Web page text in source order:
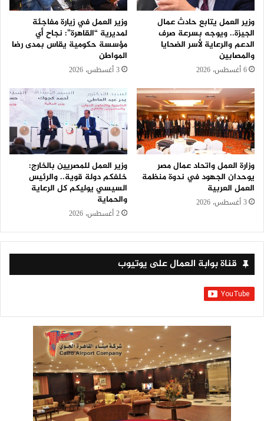
وزير العمل يتابع حادث عمال
الجيزة.. ويوجه بسرعة صرف
الدعم والرعاية لأسر الضحايا
والمصابين
6 أغسطس، 2026
وزير العمل في زيارة مفاجئة
لمديرية “القاهرة”: نجاح أي
مؤسسة حكومية يقاس بمدى رضا
المواطن
3 أغسطس، 2026
وزارة العمل واتحاد عمال مصر
يوحدان الجهود في ندوة منظمة
العمل العربية
3 أغسطس، 2026
وزير العمل للمصريين بالخارج:
خلفكم دولة قوية.. والرئيس
السيسي يوليكم كل الرعاية
والحماية
2 أغسطس، 2026
قناة بوابة العمال على يوتيوب